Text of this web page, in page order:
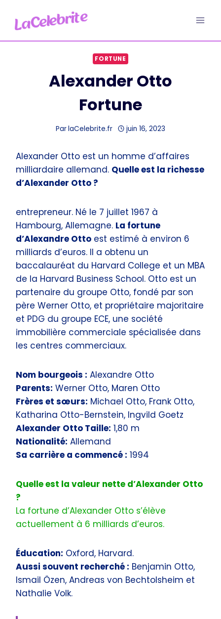
contenu
FORTUNE
Alexander Otto
Fortune
ParlaCelebrite.fr juin 16, 2023
Alexander Otto est un homme d’affaires
milliardaire allemand. Quelle est la richesse
d’Alexander Otto ?
entrepreneur. Né le 7 juillet 1967 à
Hambourg, Allemagne. La fortune
d’Alexandre Otto est estimé à environ 6
milliards d’euros. Il a obtenu un
baccalauréat du Harvard College et un MBA
de la Harvard Business School. Otto est un
partenaire du groupe Otto, fondé par son
père Werner Otto, et propriétaire majoritaire
et PDG du groupe ECE, une société
immobilière commerciale spécialisée dans
les centres commerciaux.
Nom bourgeois : Alexandre Otto
Parents: Werner Otto, Maren Otto
Frères et sœurs: Michael Otto, Frank Otto,
Katharina Otto-Bernstein, Ingvild Goetz
Alexander Otto Taille: 1,80 m
Nationalité: Allemand
Sa carrière a commencé : 1994
Quelle est la valeur nette d’Alexander Otto
?
La fortune d’Alexander Otto s’élève
actuellement à 6 milliards d’euros.
Éducation: Oxford, Harvard.
Aussi souvent recherché : Benjamin Otto,
Ismail Özen, Andreas von Bechtolsheim et
Nathalie Volk.